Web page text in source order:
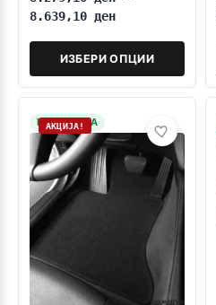
8.639,10 ден
ИЗБЕРИ ОПЦИИ
НА ЗАЛИХА
АКЦИЈА!